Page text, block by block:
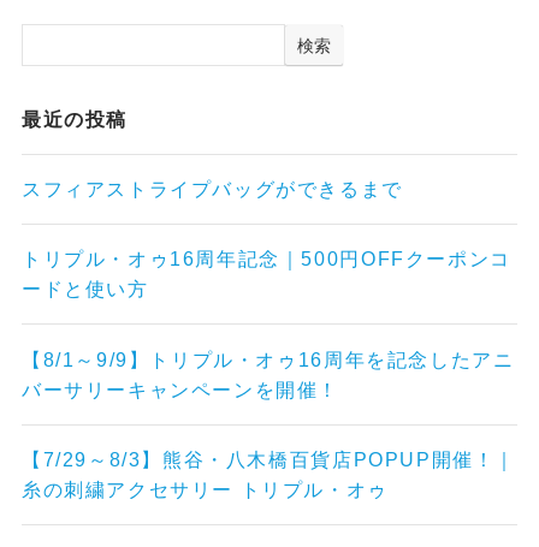
検索
最近の投稿
スフィアストライプバッグができるまで
トリプル・オゥ16周年記念｜500円OFFクーポンコ
ードと使い方
【8/1～9/9】トリプル・オゥ16周年を記念したアニ
バーサリーキャンペーンを開催！
【7/29～8/3】熊谷・八木橋百貨店POPUP開催！｜
糸の刺繍アクセサリー トリプル・オゥ